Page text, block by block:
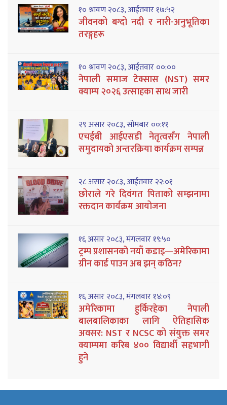
१० श्रावण २०८३, आईतवार १७:५२
जीवनको बग्दो नदी र नारी-अनुभूतिका
तरङ्गहरू
१० श्रावण २०८३, आईतवार ००:००
नेपाली समाज टेक्सास (NST) समर
क्याम्प २०२६ उत्साहका साथ जारी
२९ असार २०८३, सोमबार ००:११
एचईबी आईएसडी नेतृत्वसँग नेपाली
समुदायको अन्तरक्रिया कार्यक्रम सम्पन्न
२८ असार २०८३, आईतवार २२:०१
छोराले गरे दिवंगत पिताको सम्झनामा
रक्तदान कार्यक्रम आयोजना
१६ असार २०८३, मंगलवार १९:५०
ट्रम्प प्रशासनको नयाँ कडाइ—अमेरिकामा
ग्रीन कार्ड पाउन अब झन् कठिन?
१६ असार २०८३, मंगलवार १४:०९
अमेरिकामा हुर्किरहेका नेपाली
बालबालिकाका लागि ऐतिहासिक
अवसर: NST र NCSC को संयुक्त समर
क्याम्पमा करिब ४०० विद्यार्थी सहभागी
हुने